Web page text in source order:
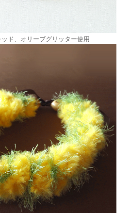
ド、オリーブグリッター使用